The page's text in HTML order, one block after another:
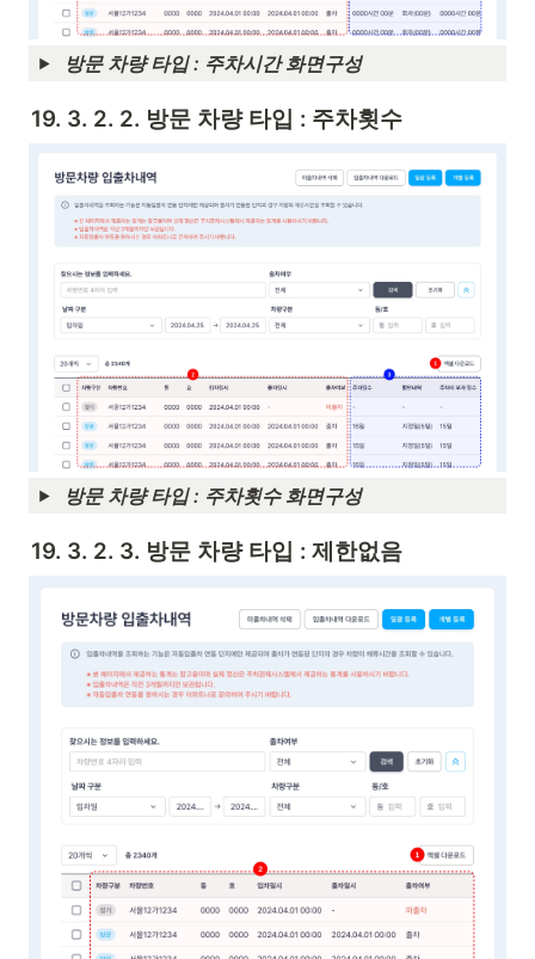
방문 차량 타입 : 주차시간 화면구성
19. 3. 2. 2. 방문 차량 타입 : 주차횟수
방문 차량 타입 : 주차횟수 화면구성
19. 3. 2. 3. 방문 차량 타입 : 제한없음